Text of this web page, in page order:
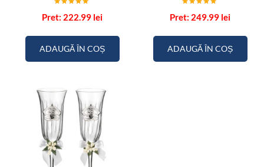
5.00
222.99 lei
ADAUGĂ ÎN COȘ
5.00
249.99 lei
ADAUGĂ ÎN COȘ